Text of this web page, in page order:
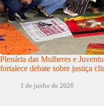
Plenária das Mulheres e
fortalece debate sobre justiça
1 de junho de 2026